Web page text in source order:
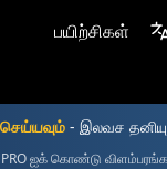
பயிற்சிகள்
- இலவச
PRO ஐக் கொண்டு